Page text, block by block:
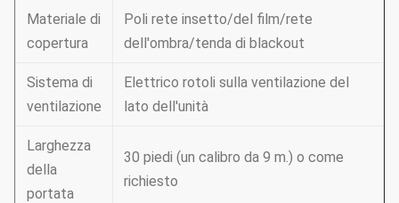
Materiale di
copertura
Poli rete insetto/del film/rete
dell'ombra/tenda di blackout
Sistema di
ventilazione
Elettrico rotoli sulla ventilazione del
lato dell'unità
Larghezza
della
portata
30 piedi (un calibro da 9 m.) o come
richiesto